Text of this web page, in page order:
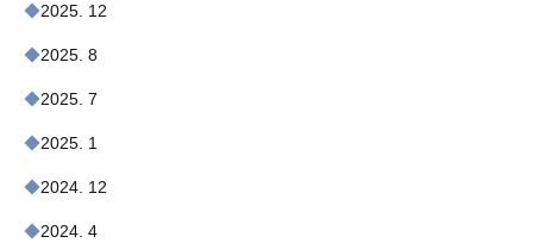
2025. 12
2025. 8
2025. 7
2025. 1
2024. 12
2024. 4